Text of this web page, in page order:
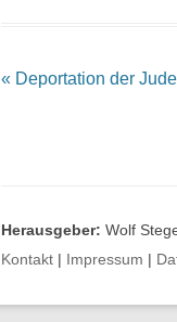
Beitrags-
« Deportation der
Herausgeber: Wolf
Kontakt
Impressum